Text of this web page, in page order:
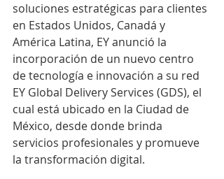
soluciones estratégicas para clientes
en Estados Unidos, Canadá y
América Latina, EY anunció la
incorporación de un nuevo centro
de tecnología e innovación a su red
EY Global Delivery Services (GDS), el
cual está ubicado en la Ciudad de
México, desde donde brinda
servicios profesionales y promueve
la transformación digital.